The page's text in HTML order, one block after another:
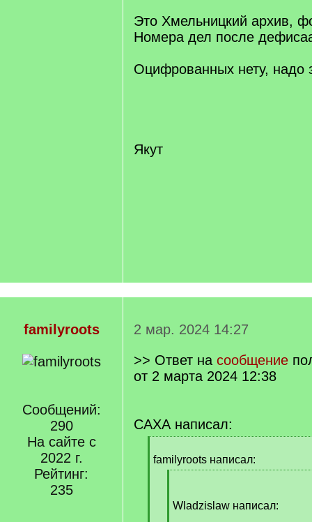
Это Хмельницкий архив,
Номера дел после
Оцифрованных нету, надо
Якут
familyroots
Сообщений:
290
На сайте с
2022 г.
Рейтинг:
235
2 мар. 2024 14:27
>> Ответ на сообщение
от 2 марта 2024 12:38
САХА написал:
q
familyroots написал:
]Wladzislaw написал: